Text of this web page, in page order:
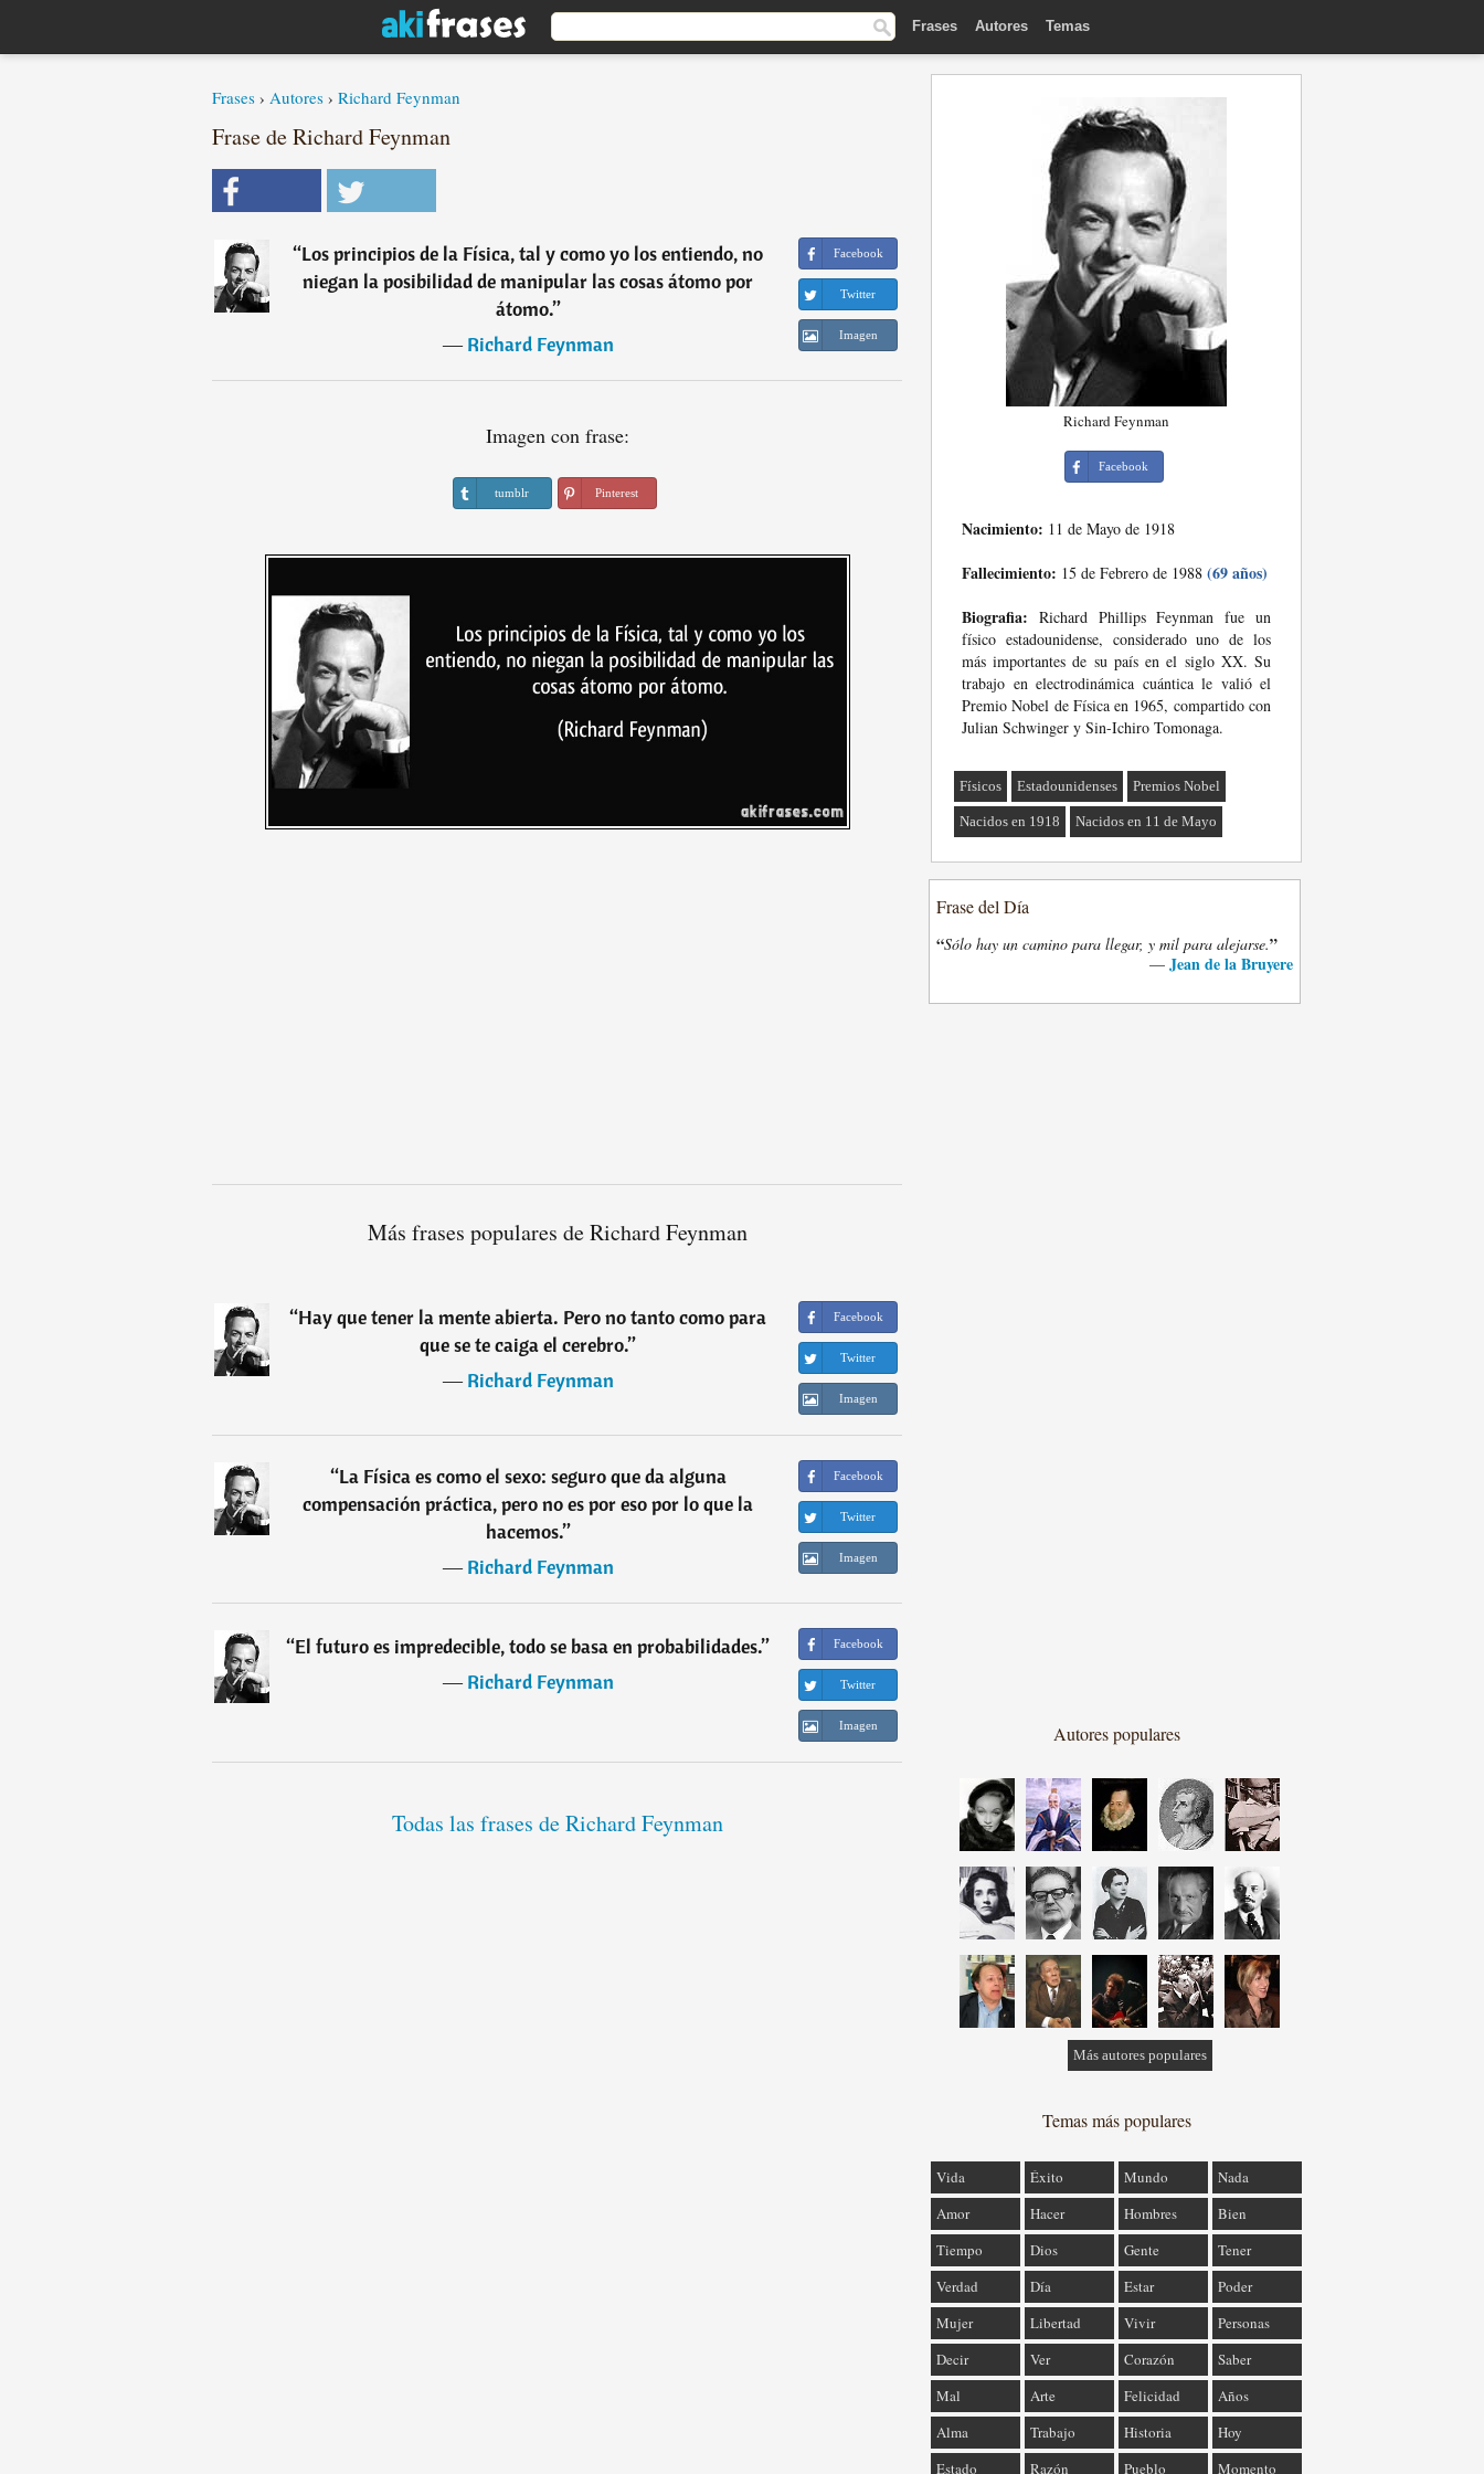
Frases Autores Temas
Frases › Autores › Richard Feynman
Frase de Richard Feynman
“Los principios de la Física, tal y como yo los entiendo, no
niegan la posibilidad de manipular las cosas átomo por
átomo.”
―Richard Feynman
Facebook
Twitter
Imagen
Imagen con frase:
tumblr Pinterest
Más frases populares de Richard Feynman
“Hay que tener la mente abierta. Pero no tanto como para
que se te caiga el cerebro.”
―Richard Feynman
Facebook
Twitter
Imagen
“La Física es como el sexo: seguro que da alguna
compensación práctica, pero no es por eso por lo que la
hacemos.”
―Richard Feynman
Facebook
Twitter
Imagen
“El futuro es impredecible, todo se basa en probabilidades.”
―Richard Feynman
Facebook
Twitter
Imagen
Todas las frases de Richard Feynman
Richard Feynman
Facebook
Nacimiento: 11 de Mayo de 1918
Fallecimiento: 15 de Febrero de 1988 (69 años)
Biografia: Richard Phillips Feynman fue un
físico estadounidense, considerado uno de los
más importantes de su país en el siglo XX. Su
trabajo en electrodinámica cuántica le valió el
Premio Nobel de Física en 1965, compartido con
Julian Schwinger y Sin-Ichiro Tomonaga.
Físicos Estadounidenses Premios Nobel
Nacidos en 1918 Nacidos en 11 de Mayo
Frase del Día
“Sólo hay un camino para llegar, y mil para alejarse.”
— Jean de la Bruyere
Autores populares
Más autores populares
Temas más populares
Vida Éxito Mundo
Nada
Amor
Hacer Hombres
Bien
Tiempo
Dios Gente
Tener
Verdad
Día Estar
Poder
Mujer
Libertad Vivir
Personas
Decir
Ver Corazón
Saber
Mal
Arte Felicidad
Años
Alma
Trabajo Historia
Hoy
Estado
Razón Pueblo Momento